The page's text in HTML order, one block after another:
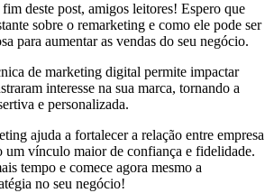
deste post, amigos leitores! Espero que
sobre o remarketing e como ele pode ser
para aumentar as vendas do seu negócio.
de marketing digital permite impactar
interesse na sua marca, tornando a
e personalizada.
ajuda a fortalecer a relação entre empresa
um vínculo maior de confiança e fidelidade.
tempo e comece agora mesmo a
no seu negócio!